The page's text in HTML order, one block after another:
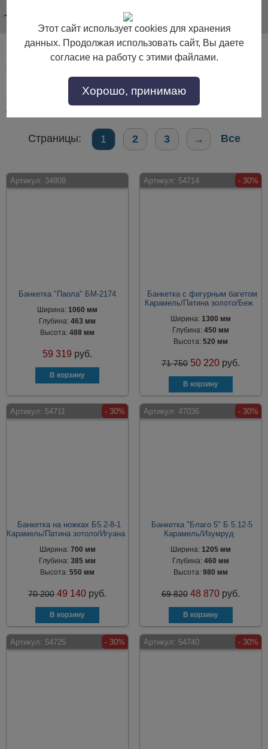
Малые предметы интерьера в классическом
Малые предметы интерьера в классическом стиле по выгодной цене.
области.
Страницы: 1 2 3 → Все
Артикул: 34808
Банкетка "Паола" БМ-2174
Ширина:1060 мм
Глубина:463 мм
Высота:488 мм
59 319 руб.
Артикул: 54714 - 30%
Банкетка с фигурным багетом
Карамель/Патина золото/Беж
Ширина: 1300 мм
Глубина: 450 мм
Высота: 520 мм
71 750 50 220 руб.
Артикул: 54711 - 30%
Банкетка на ножках Б5.2-8-1
Карамель/Патина зотоло/Игуана
Ширина: 700 мм
Глубина:385 мм
Высота:550 мм
70 200 49 140 руб.
Артикул: 47036 - 30%
Банкетка "Благо 5" Б 5.12-5
Карамель/Изумруд
Ширина: 1205 мм
Глубина: 460 мм
Высота: 980 мм
69 820 48 870 руб.
Артикул: 54725 - 30% Артикул: 54740 - 30%
Этот сайт использует cookies для хранения
данных. Продолжая использовать сайт, Вы даете
согласие на работу с этими файлами.
Хорошо, принимаю